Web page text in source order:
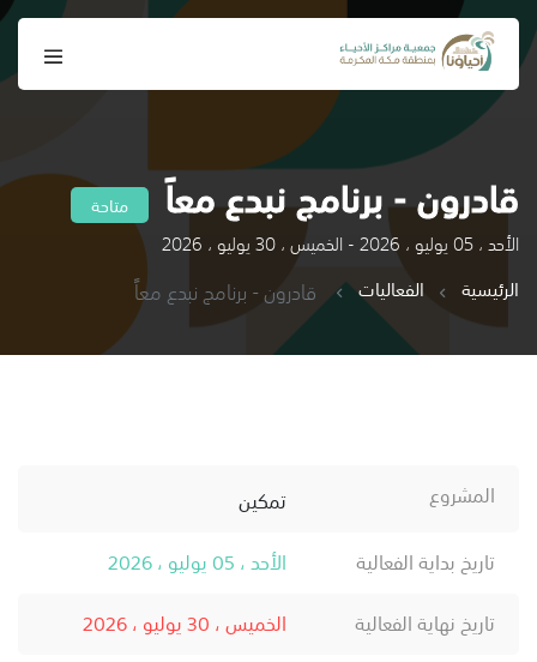
قادرون - برنامج نبدع معاً متاحة
الأحد ، 05 يوليو ، 2026 - الخميس ، 30 يوليو ، 2026
الرئيسية
الفعاليات قادرون - برنامج نبدع معاً
المشروع
تمكين
تاريخ بداية الفعالية
الأحد ، 05 يوليو ، 2026
تاريخ نهاية الفعالية
الخميس ، 30 يوليو ، 2026